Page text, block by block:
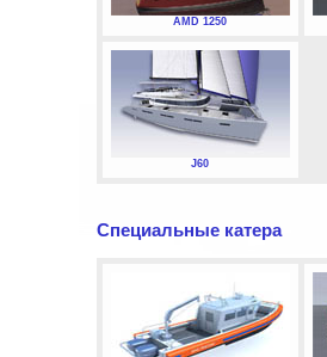
AMD 1250
J60
Специальные катера